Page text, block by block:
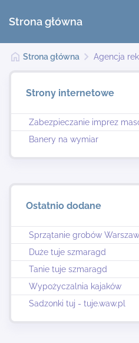
Strona główna
Strona główna Agencja
Strony internetowe
Zabezpieczanie imprez
Banery na wymiar
Ostatnio dodane
Sprzątanie grobów
Duże tuje szmaragd
Tanie tuje szmaragd
Wypożyczalnia kajaków
Sadzonki tuj - tuje.waw.pl